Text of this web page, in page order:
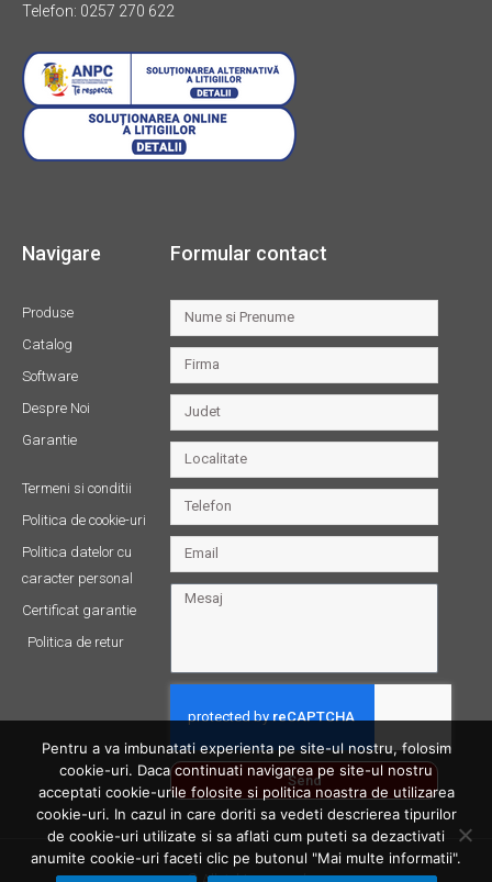
Telefon: 0257 270 622
Navigare
Produse
Catalog
Software
Despre Noi
Garantie
Termeni si conditii
Politica de cookie-uri
Politica datelor cu
caracter personal
Certificat garantie
Politica de retur
Formular contact
Send
Pentru a va imbunatati experienta pe site-ul nostru, folosim
cookie-uri. Daca continuati navigarea pe site-ul nostru
acceptati cookie-urile folosite si politica noastra de utilizarea
cookie-uri. In cazul in care doriti sa vedeti descrierea tipurilor
de cookie-uri utilizate si sa aflati cum puteti sa dezactivati
anumite cookie-uri faceti clic pe butonul "Mai multe informatii".